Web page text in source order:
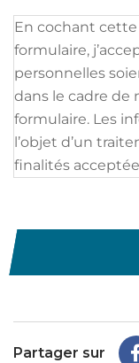
En cochant
formulaire,
personnelles
dans le cadre de
formulaire. Les
l’objet d’un
finalités
Partager sur